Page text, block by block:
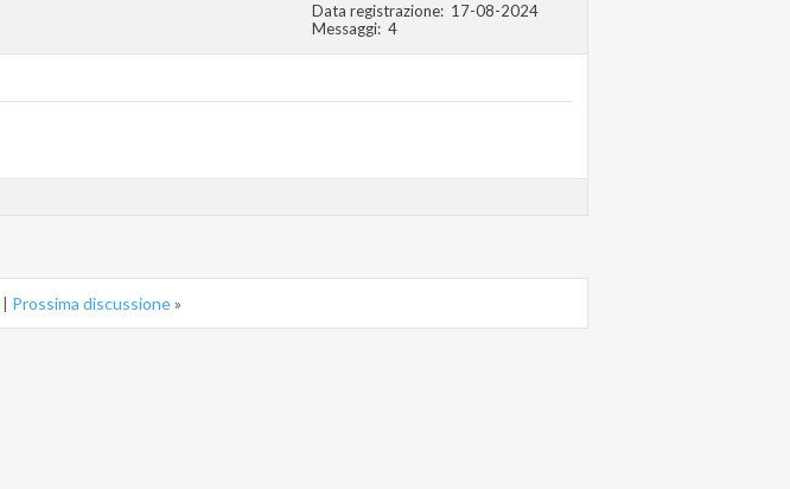
Data registrazione
17-08-2024
Messaggi 4
| Prossima discussione»